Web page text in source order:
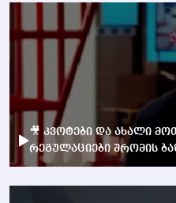
🎥 კვოტები და ახალი
რეგულაციები შრომის